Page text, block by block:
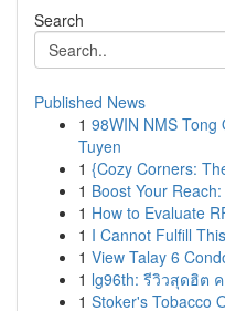
Search
Published News
1 98WIN NMS Tong
Tuyen
1 {Cozy Corners:
1 Boost Your
1 How to Evaluate
1 I Cannot Fulfill
1 View Talay 6
1 lg96th: รีวิวสุดฮิต
1 Stoker's Tobacco